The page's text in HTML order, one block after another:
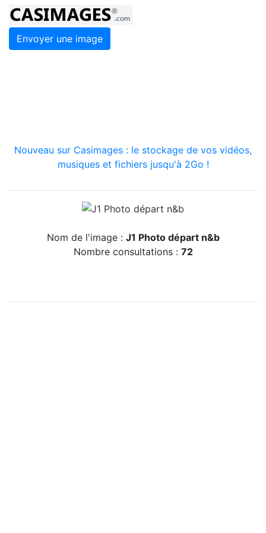
Envoyer une image
Nouveau sur Casimages : le stockage de vos vidéos,
musiques et fichiers jusqu'à 2Go !
Nom de l'image : J1 Photo départ n&b
Nombre consultations : 72